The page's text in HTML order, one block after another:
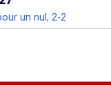
un nul, 2-2